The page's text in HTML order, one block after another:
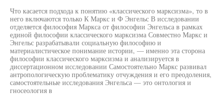
Что касается подхода к понятию «классического марксизма», то в
него включаются только К Маркс и Ф Энгельс В исследовании
отделяется философия Маркса от философии Энгельса в рамках
единой философии классического марксизма Совместно Маркс и
Энгельс разрабатывали социальную философию и
материалистическое понимание истории, — именно эта сторона
философии классического марксизма и анализируется в
диссертационном исследовании Самостоятельно Маркс развивал
антропологическую проблематику отчуждения и его преодоления,
самостоятельные исследования Энгельса — это онтология и
гносеология в